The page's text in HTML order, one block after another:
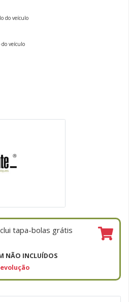
do veículo
do veículo
tapa-bolas grátis
NÃO INCLUÍDOS